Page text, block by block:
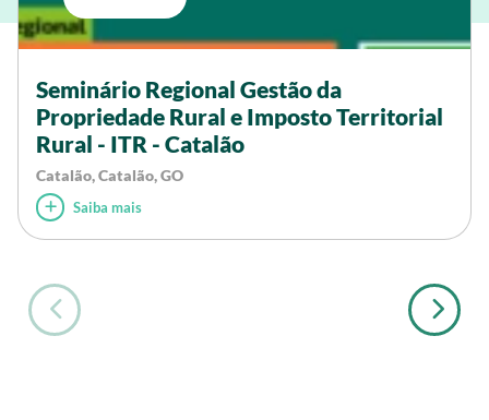
Seminário Regional Gestão da
Propriedade Rural e Imposto Territorial
Rural - ITR - Catalão
Catalão, Catalão, GO
Saiba mais